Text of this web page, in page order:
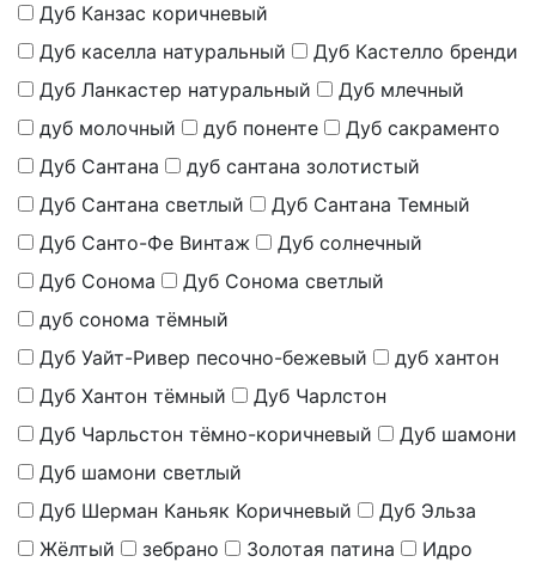
Дуб Канзас коричневый
Дуб каселла натуральный
Дуб Кастелло бренди
Дуб Ланкастер натуральный
Дуб млечный
дуб молочный
дуб поненте
Дуб сакраменто
Дуб Сантана
дуб сантана золотистый
Дуб Сантана светлый
Дуб Сантана Темный
Дуб Санто-Фе Винтаж
Дуб солнечный
Дуб Сонома
Дуб Сонома светлый
дуб сонома тёмный
Дуб Уайт-Ривер песочно-бежевый
дуб хантон
Дуб Хантон тёмный
Дуб Чарлстон
Дуб Чарльстон тёмно-коричневый
Дуб шамони
Дуб шамони светлый
Дуб Шерман Каньяк Коричневый
Дуб Эльза
Жёлтый
зебрано Золотая патина
Идро